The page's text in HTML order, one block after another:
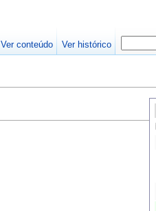
Ver conteúdo Ver histórico